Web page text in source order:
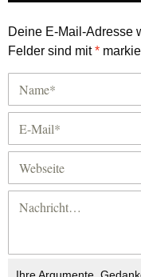
Deine E-Mail-Adresse
Felder sind mit*